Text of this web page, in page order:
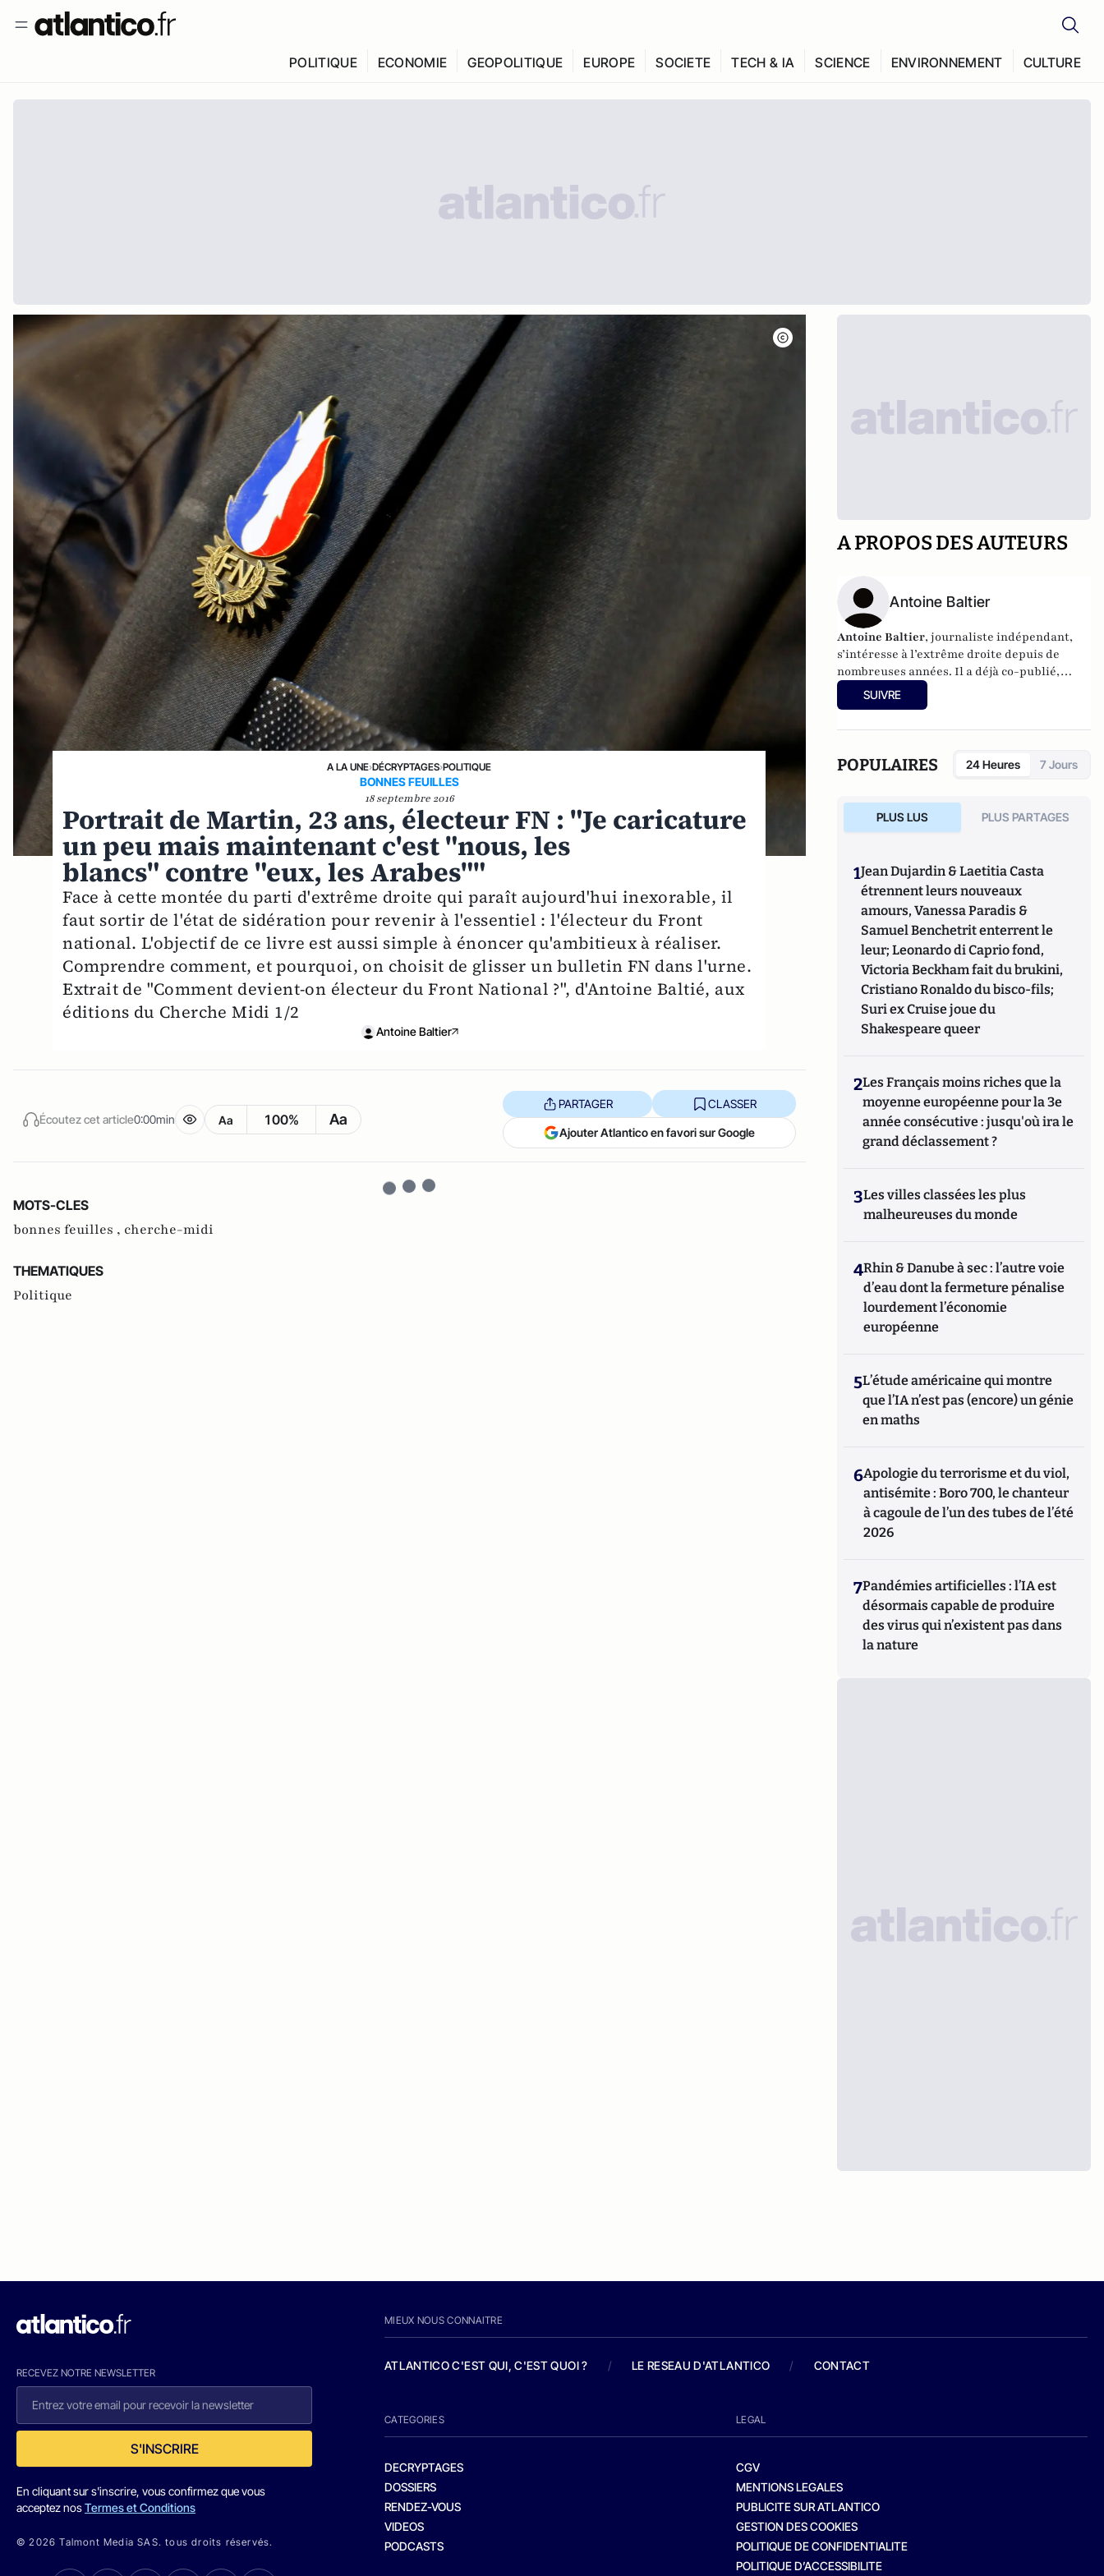
POLITIQUE ECONOMIE GEOPOLITIQUE EUROPE SOCIETE TECH & IA SCIENCE ENVIRONNEMENT CULTURE
A LA UNE›DÉCRYPTAGES›POLITIQUE
BONNES FEUILLES
18 septembre 2016
Portrait de Martin, 23 ans, électeur FN : "Je caricature
un peu mais maintenant c'est "nous, les
blancs" contre "eux, les Arabes""
Face à cette montée du parti d'extrême droite qui paraît aujourd'hui inexorable, il
faut sortir de l'état de sidération pour revenir à l'essentiel : l'électeur du Front
national. L'objectif de ce livre est aussi simple à énoncer qu'ambitieux à réaliser.
Comprendre comment, et pourquoi, on choisit de glisser un bulletin FN dans l'urne.
Extrait de "Comment devient-on électeur du Front National ?", d'Antoine Baltié, aux
éditions du Cherche Midi 1/2
Antoine Baltier
Écoutez cet article0:00min Aa 100% Aa
PARTAGER CLASSER
Ajouter Atlantico en favori sur Google
MOTS-CLES
bonnes feuilles , cherche-midi
THEMATIQUES
Politique
A PROPOS DES AUTEURS
Antoine Baltier
Antoine Baltier, journaliste indépendant,
s’intéresse à l’extrême droite depuis de
nombreuses années. Il a déjà co-publié,
notamment, une enquête sur l’intégrisme
catholique en France.Son dernier livre,
Cherche Midi.
SUIVRE
POPULAIRES 24 Heures 7 Jours
PLUS LUS PLUS PARTAGES
1Jean Dujardin & Laetitia Casta
étrennent leurs nouveaux
amours, Vanessa Paradis &
Samuel Benchetrit enterrent le
leur; Leonardo di Caprio fond,
Victoria Beckham fait du brukini,
Cristiano Ronaldo du bisco-fils;
Suri ex Cruise joue du
Shakespeare queer
2Les Français moins riches que la
moyenne européenne pour la 3e
année consécutive : jusqu'où ira le
grand déclassement ?
3Les villes classées les plus
malheureuses du monde
4Rhin & Danube à sec : l’autre voie
d’eau dont la fermeture pénalise
lourdement l’économie
européenne
5L’étude américaine qui montre
que l’IA n’est pas (encore) un génie
en maths
6Apologie du terrorisme et du viol,
antisémite : Boro 700, le chanteur
à cagoule de l’un des tubes de l’été
2026
7Pandémies artificielles : l’IA est
désormais capable de produire
des virus qui n’existent pas dans
la nature
RECEVEZ NOTRE NEWSLETTER
S'INSCRIRE
En cliquant sur s'inscrire, vous confirmez que vous
acceptez nosTermes et Conditions
© 2026 Talmont Media SAS. tous droits réservés.
MIEUX NOUS CONNAITRE
ATLANTICO C'EST QUI, C'EST QUOI ? / LE RESEAU D'ATLANTICO / CONTACT
CATEGORIES
DECRYPTAGES
DOSSIERS
RENDEZ-VOUS
VIDEOS
PODCASTS
LEGAL
CGV
MENTIONS LEGALES
PUBLICITE SUR ATLANTICO
GESTION DES COOKIES
POLITIQUE DE CONFIDENTIALITE
POLITIQUE D’ACCESSIBILITE